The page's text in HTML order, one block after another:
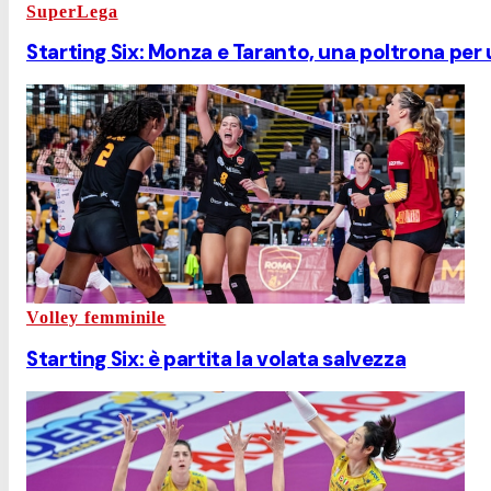
SuperLega
Starting Six: Monza e Taranto, una poltrona per
Volley femminile
Starting Six: è partita la volata salvezza